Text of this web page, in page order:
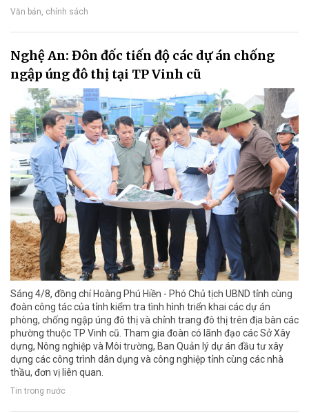
Văn bản, chính sách
Nghệ An: Đôn đốc tiến độ các dự án chống
ngập úng đô thị tại TP Vinh cũ
Sáng 4/8, đồng chí Hoàng Phú Hiền - Phó Chủ tịch UBND tỉnh cùng
đoàn công tác của tỉnh kiểm tra tình hình triển khai các dự án
phòng, chống ngập úng đô thị và chỉnh trang đô thị trên địa bàn các
phường thuộc TP Vinh cũ. Tham gia đoàn có lãnh đạo các Sở Xây
dựng, Nông nghiệp và Môi trường, Ban Quản lý dự án đầu tư xây
dựng các công trình dân dụng và công nghiệp tỉnh cùng các nhà
thầu, đơn vị liên quan.
Tin trong nước